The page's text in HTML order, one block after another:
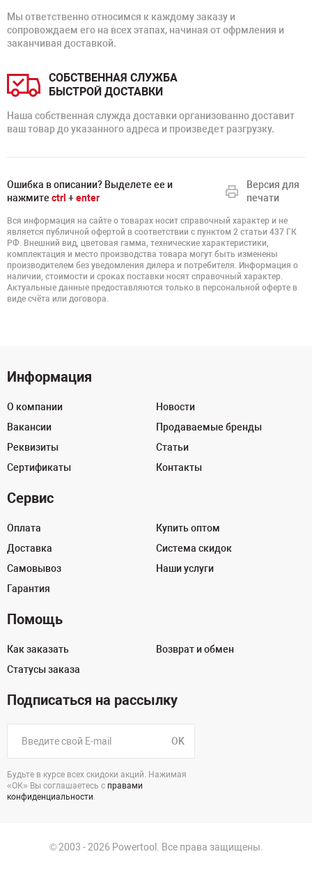
Мы ответственно относимся к каждому заказу и
сопровождаем его на всех этапах, начиная от офрмления и
заканчивая доставкой.
СОБСТВЕННАЯ СЛУЖБА
БЫСТРОЙ ДОСТАВКИ
Наша собственная служда доставки организованно доставит
ваш товар до указанного адреса и произведет разгрузку.
Ошибка в описании? Выделете ее и
нажмите ctrl +enter
Версия для
печати
Вся информация на сайте о товарах носит справочный характер и не
является публичной офертой в соответствии с пунктом 2 статьи 437 ГК
РФ. Внешний вид, цветовая гамма, технические характеристики,
комплектация и место производства товара могут быть изменены
производителем без уведомления дилера и потребителя. Информация о
наличии, стоимости и сроках поставки носят справочный характер.
Актуальные данные предоставляются только в персональной оферте в
виде счёта или договора.
Информация
О компании
Вакансии
Реквизиты
Сертификаты
Новости
Продаваемые бренды
Статьи
Контакты
Сервис
Оплата
Доставка
Самовывоз
Гарантия
Купить оптом
Система скидок
Наши услуги
Помощь
Как заказать
Статусы заказа
Возврат и обмен
Подписаться на рассылку
OK
Будьте в курсе всех скидоки акций. Нажимая
«ОК» Вы соглашаетесь с правами
конфиденциальности.
© 2003 - 2026 Powertool. Все права защищены.